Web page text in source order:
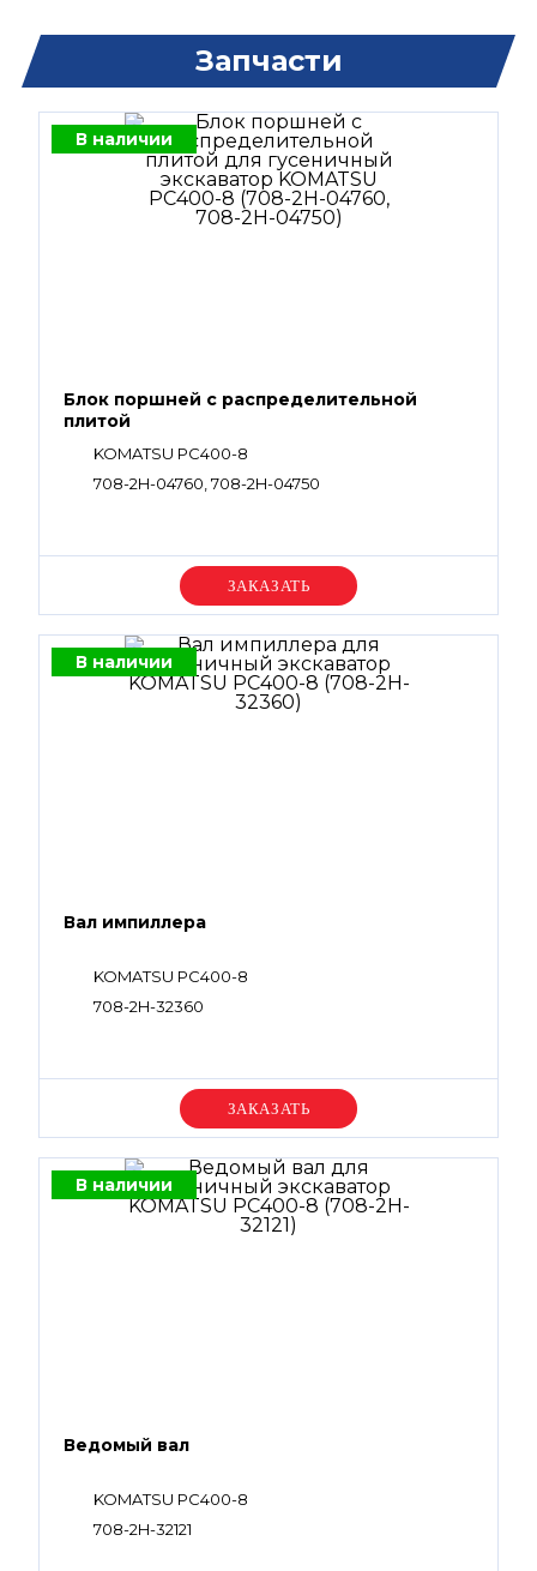
Запчасти
В наличии
Блок поршней c распределительной
плитой
KOMATSU PC400-8
708-2H-04760, 708-2H-04750
Уточняйте цену
В наличии
Вал импиллера
KOMATSU PC400-8
708-2H-32360
Уточняйте цену
В наличии
Ведомый вал
KOMATSU PC400-8
708-2H-32121